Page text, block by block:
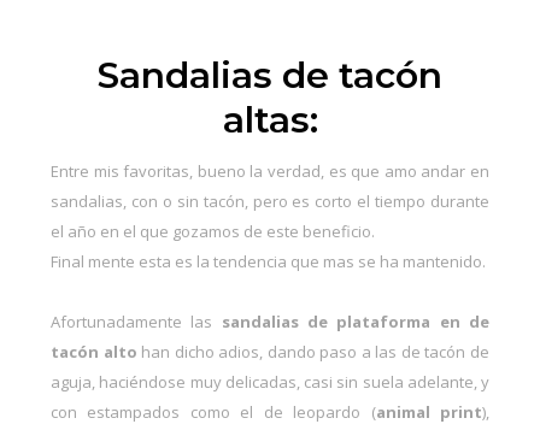
Sandalias de tacón
altas:
Entre mis favoritas, bueno la verdad, es que amo andar en
sandalias, con o sin tacón, pero es corto el tiempo durante
el año en el que gozamos de este beneficio.
Final mente esta es la tendencia que mas se ha mantenido.
Afortunadamente las sandalias de plataforma en de
tacón alto han dicho adios, dando paso a las de tacón de
aguja, haciéndose muy delicadas, casi sin suela adelante, y
con estampados como el de leopardo (animal print),